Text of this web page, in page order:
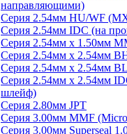
направляющими)
Серия 2.54мм HU/WF
Серия 2.54мм IDC (на
Серия 2.54мм х 1.50мм
Серия 2.54мм х 2.54мм
Серия 2.54мм х 2.54мм
Серия 2.54мм х 2.54мм
шлейф)
Серия 2.80мм JPT
Серия 3.00мм MMF
Серия 3.00мм Superseal